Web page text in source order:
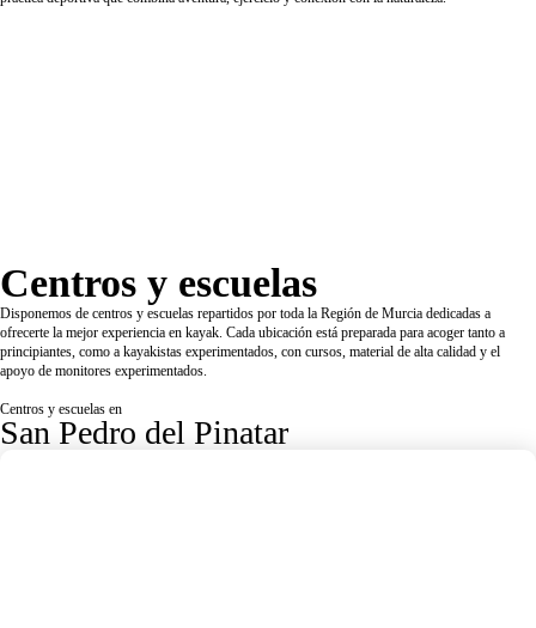
Centros y escuelas
Disponemos de centros y escuelas repartidos por toda la Región de Murcia dedicadas a
ofrecerte la mejor experiencia en kayak. Cada ubicación está preparada para acoger tanto a
principiantes, como a kayakistas experimentados, con cursos, material de alta calidad y el
apoyo de monitores experimentados.
Centros y escuelas en
San Pedro del Pinatar